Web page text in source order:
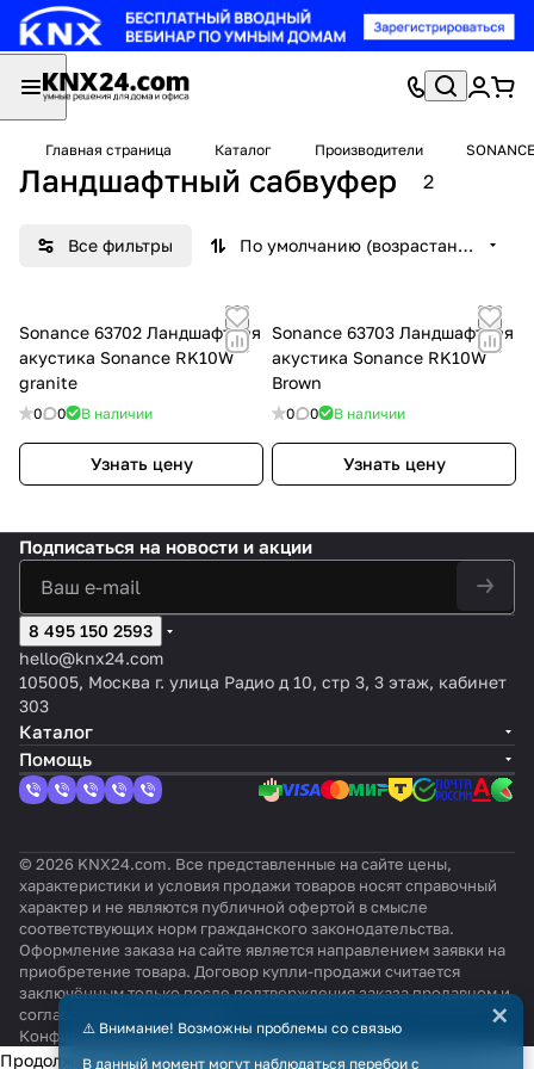
Главная страница Каталог Производители SONANCE
Ландшафтный сабвуфер 2
Все фильтры По умолчанию (возрастание)
Sonance 63702 Ландшафтная
акустика Sonance RK10W
granite
0 0 В наличии
Узнать цену
Sonance 63703 Ландшафтная
акустика Sonance RK10W
Brown
0 0 В наличии
Узнать цену
Подписаться на новости и акции
8 495 150 2593
hello@knx24.com
105005, Москва г. улица Радио д 10, стр 3, 3 этаж, кабинет
303
Каталог
Помощь
© 2026 KNX24.com. Все представленные на сайте цены,
характеристики и условия продажи товаров носят справочный
характер и не являются публичной офертой в смысле
соответствующих норм гражданского законодательства.
Оформление заказа на сайте является направлением заявки на
приобретение товара. Договор купли-продажи считается
заключённым только после подтверждения заказа продавцом и
согласования всех условий.
КонфиденциальностьОферта
⚠️ Внимание! Возможны проблемы со связью
В данный момент могут наблюдаться перебои с
×
Продолжая использовать наш сайт, вы даёте согласие на